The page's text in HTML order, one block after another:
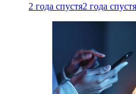
2 года спустя2 года спустя